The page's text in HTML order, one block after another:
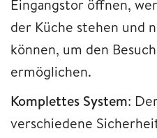
Eingangstor öffnen,
der Küche stehen und
können, um den
ermöglichen.
Komplettes System:
verschiedene